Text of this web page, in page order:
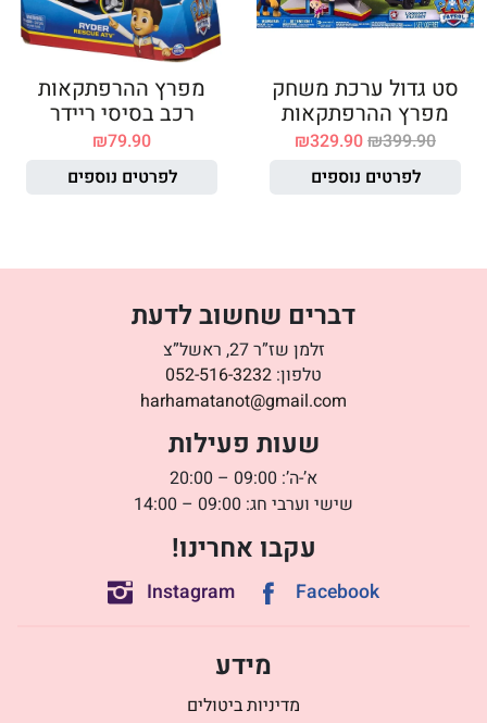
סט גדול ערכת משחק
מפרץ ההרפתקאות
₪399.90
₪329.90
לפרטים נוספים
מפרץ ההרפתקאות
רכב בסיסי ריידר
₪79.90
לפרטים נוספים
דברים שחשוב לדעת
זלמן שז”ר 27, ראשל”צ
טלפון: 052-516-3232
harhamatanot@gmail.com
שעות פעילות
א’-ה’: 09:00 – 20:00
שישי וערבי חג: 09:00 – 14:00
עקבו אחרינו!
Facebook
Instagram
מידע
מדיניות ביטולים